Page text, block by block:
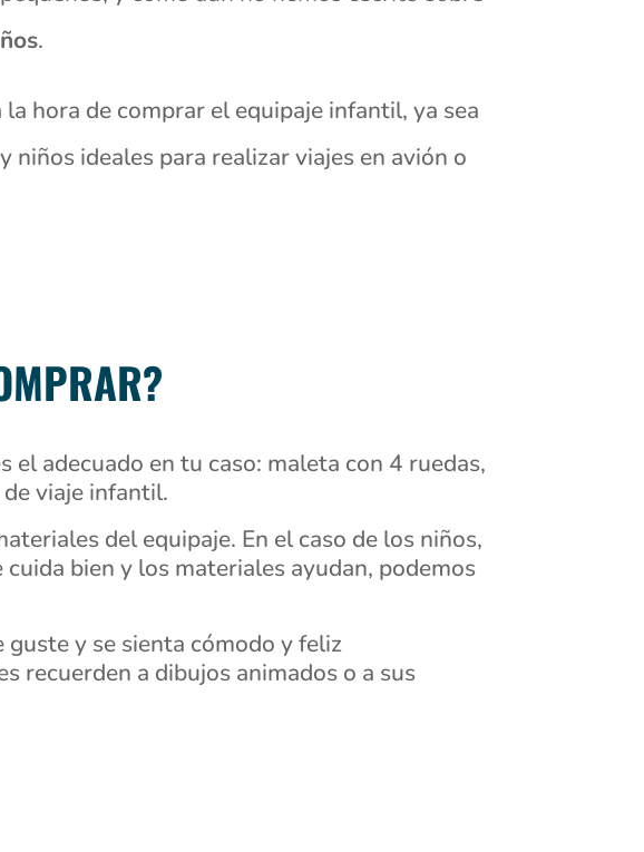
.
hora de comprar el equipaje infantil, ya sea
niños ideales para realizar viajes en avión o
el adecuado en tu caso: maleta con 4 ruedas,
viaje infantil.
del equipaje. En el caso de los niños,
bien y los materiales ayudan, podemos
y se sienta cómodo y feliz
recuerden a dibujos animados o a sus